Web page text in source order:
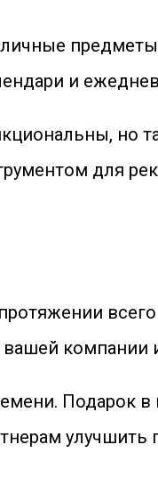
и
но
для
всего
компании и
Подарок в
улучшить